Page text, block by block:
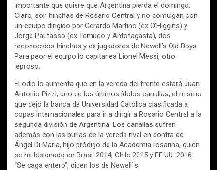
importante que quiere que Argentina pierda el domingo.
Claro, son hinchas de Rosario Central y no comulgan con
un equipo dirigido por Gerardo Martino (ex O’Higgins) y
Jorge Pautasso (ex Temuco y Antofagasta), dos
reconocidos hinchas y ex jugadores de Newell’s Old Boys.
Para peor el equipo lo capitanea Lionel Messi, otro
leproso.
El odio lo aumenta que en la vereda del frente estará Juan
Antonio Pizzi, uno de los últimos ídolos canallas, el mismo
que dejó la banca de Universidad Católica clasificada a
copas internacionales para ir a dirigir a Rosario Central a la
segunda división de Argentina. Los canallas sufren
además con las burlas de la vereda rival en contra de
Ángel Di María, hijo pródigo de la Academia rosarina, quien
se ha lesionado en Brasil 2014, Chile 2015 y EE.UU. 2016.
“Se caga entero”, dicen los de Newell`s.